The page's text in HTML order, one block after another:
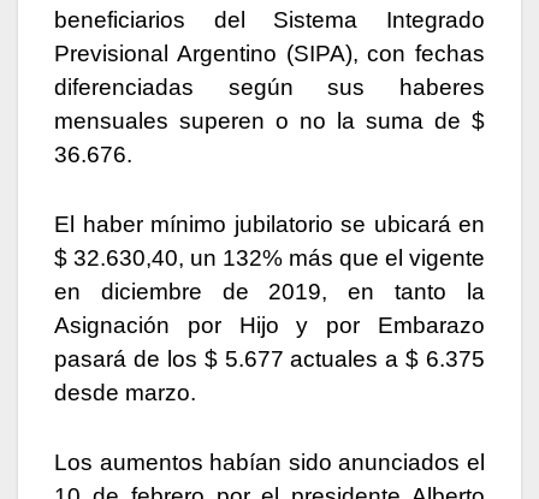
beneficiarios del Sistema Integrado
Previsional Argentino (SIPA), con fechas
diferenciadas según sus haberes
mensuales superen o no la suma de $
36.676.
El haber mínimo jubilatorio se ubicará en
$ 32.630,40, un 132% más que el vigente
en diciembre de 2019, en tanto la
Asignación por Hijo y por Embarazo
pasará de los $ 5.677 actuales a $ 6.375
desde marzo.
Los aumentos habían sido anunciados el